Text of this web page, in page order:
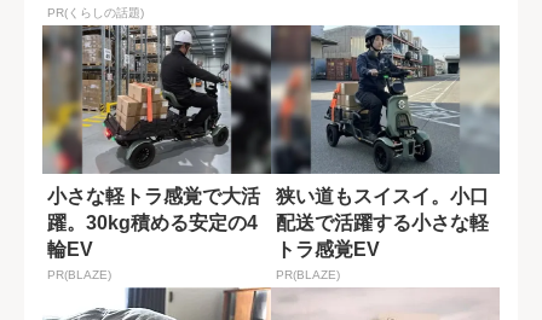
PR(くらしの話題)
小さな軽トラ感覚で大活
躍。30kg積める安定の4
輪EV
PR(BLAZE)
狭い道もスイスイ。小口
配送で活躍する小さな軽
トラ感覚EV
PR(BLAZE)